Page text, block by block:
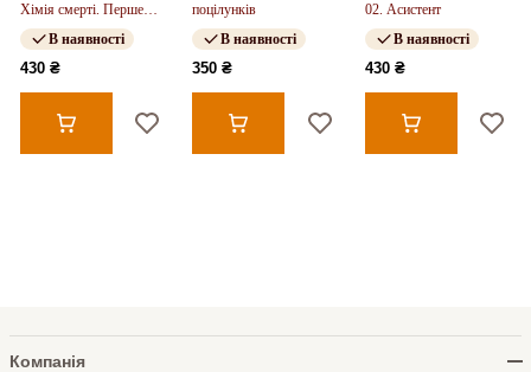
Хімія смерті. Перше
розслідування
В наявності
430 ₴
поцілунків
В наявності
350 ₴
02. Асистент
В наявності
430 ₴
Компанія